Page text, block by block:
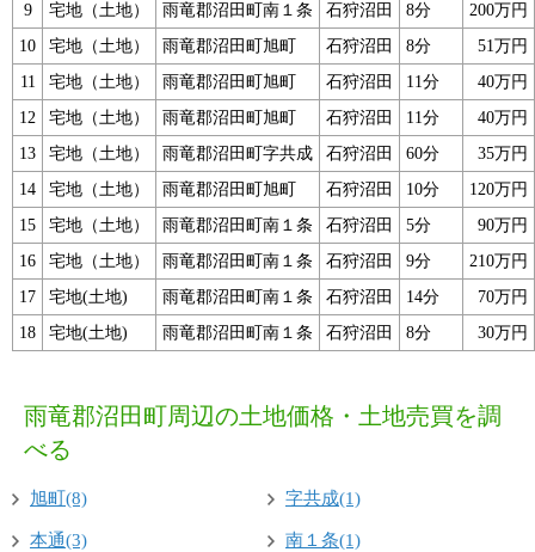
9
宅地（土地） 雨竜郡沼田町南１条 石狩沼田 8分
200万円
10
宅地（土地） 雨竜郡沼田町旭町 石狩沼田 8分
51万円
11
宅地（土地） 雨竜郡沼田町旭町 石狩沼田 11分
40万円
12
宅地（土地） 雨竜郡沼田町旭町 石狩沼田 11分
40万円
13
宅地（土地） 雨竜郡沼田町字共成 石狩沼田 60分
35万円
14
宅地（土地） 雨竜郡沼田町旭町 石狩沼田 10分
120万円
15
宅地（土地） 雨竜郡沼田町南１条 石狩沼田 5分
90万円
16
宅地（土地） 雨竜郡沼田町南１条 石狩沼田 9分
210万円
17
宅地(土地) 雨竜郡沼田町南１条 石狩沼田 14分
70万円
18
宅地(土地) 雨竜郡沼田町南１条 石狩沼田 8分 30万円
雨竜郡沼田町周辺の土地価格・土地売買を調
べる
旭町(8) 字共成(1)
本通(3) 南１条(1)